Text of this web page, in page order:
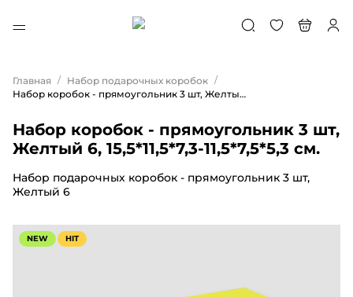
Главная / Набор подарочных коробок /
Набор коробок - прямоугольник 3 шт, Желтый 6, 15,5*11,5*7,3-11,5*7,5*5,3 см.
Набор коробок - прямоугольник 3 шт,
Желтый 6, 15,5*11,5*7,3-11,5*7,5*5,3 см.
Набор подарочных коробок - прямоугольник 3 шт,
Желтый 6
NEW HIT